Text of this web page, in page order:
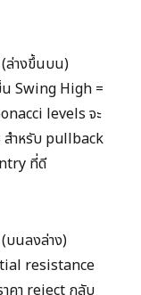
(ล่างขึ้นบน)
น Swing High =
levels จะ
ำหรับ pullback
ที่ดี
(บนลงล่าง)
resistance
คา reject กลับ